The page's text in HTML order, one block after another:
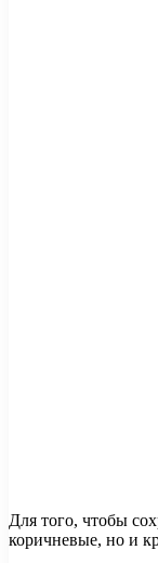
Для того, чтобы
коричневые, но и